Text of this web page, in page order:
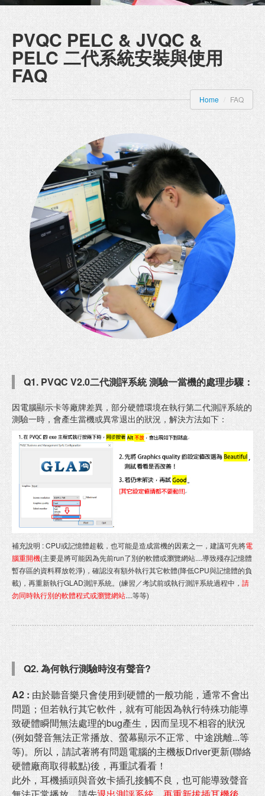
PVQC PELC & JVQC &
PELC二代系統安裝與使用
FAQ
Home / FAQ
Q1. PVQC V2.0二代測評系統 測驗一當機的處理步驟：
因電腦顯示卡等廠牌差異，部分硬體環境在執行第二代測評系統的
測驗一時，會產生當機或異常退出的狀況，解決方法如下：
補充說明 : CPU或記憶體超載，也可能是造成當機的因素之一，建議可先將電
腦重開機(主要是將可能因為先前run了別的軟體或瀏覽網站....導致殘存記憶體
暫存區的資料釋放乾淨)，確認沒有額外執行其它軟體(降低CPU與記憶體的負
載)，再重新執行GLAD測評系統。(練習／考試前或執行測評系統過程中， 請
勿同時執行別的軟體程式或瀏覽網站....等等)
Q2.為何執行測驗時沒有聲音?
A2 : 由於聽音樂只會使用到硬體的一般功能，通常不會出
問題；但若執行其它軟件，就有可能因為執行特殊功能導
致硬體瞬間無法處理的bug產生，因而呈現不相容的狀況
(例如聲音無法正常播放、螢幕顯示不正常、中途跳離...等
等)。所以，請試著將有問題電腦的主機板Driver更新(聯絡
硬體廠商取得載點)後，再重試看看！
此外，耳機插頭與音效卡插孔接觸不良，也可能導致聲音